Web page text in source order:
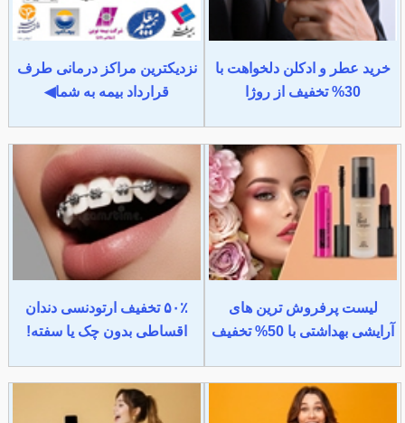
خرید عطر و ادکلن دلخواهت با
30% تخفیف از روژا
نزدیکترین مراکز درمانی طرف
قرارداد بیمه به شما◀
لیست پرفروش ترین های
آرایشی بهداشتی با 50% تخفیف
۵۰٪ تخفیف ارتودنسی دندان
اقساطی بدون چک یا سفته!